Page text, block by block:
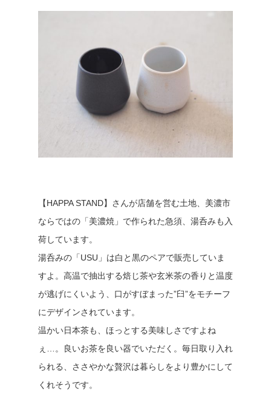
【HAPPA STAND】さんが店舗を営む土地、美濃市
ならではの「美濃焼」で作られた急須、湯呑みも入
荷しています。
湯呑みの「USU」は白と黒のペアで販売していま
すよ。高温で抽出する焙じ茶や玄米茶の香りと温度
が逃げにくいよう、口がすぼまった”臼”をモチーフ
にデザインされています。
温かい日本茶も、ほっとする美味しさですよね
ぇ…。良いお茶を良い器でいただく。毎日取り入れ
られる、ささやかな贅沢は暮らしをより豊かにして
くれそうです。